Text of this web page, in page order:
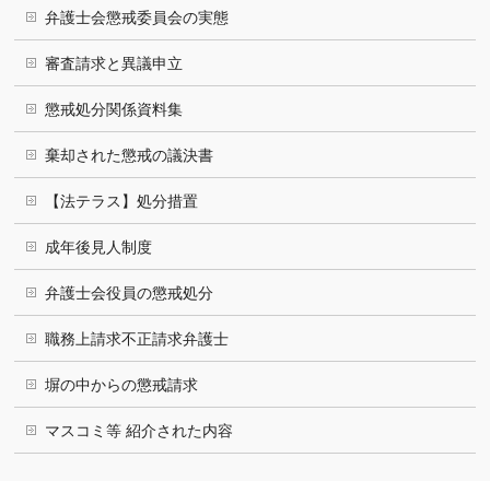
弁護士会懲戒委員会の実態
審査請求と異議申立
懲戒処分関係資料集
棄却された懲戒の議決書
【法テラス】処分措置
成年後見人制度
弁護士会役員の懲戒処分
職務上請求不正請求弁護士
塀の中からの懲戒請求
マスコミ等 紹介された内容